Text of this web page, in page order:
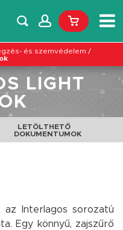
és szemvédelem /
LIGHT
LETÖLTHETŐ
DOKUMENTUMOK
az Interlagos sorozatú
Egy könnyű, zajszűrő